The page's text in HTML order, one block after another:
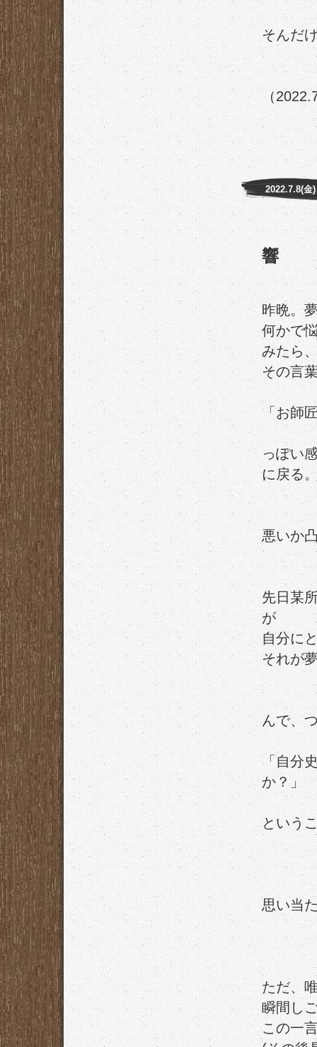
そんだ
（
2022.7.8(金)
響
昨晩。
何かで
みたら
その言
「お師
っぽい
に戻る
悪いか
先日某
が
自分に
それが
んで、
「自分
か？」
という
思い当
ただ、
瞬間し
この一